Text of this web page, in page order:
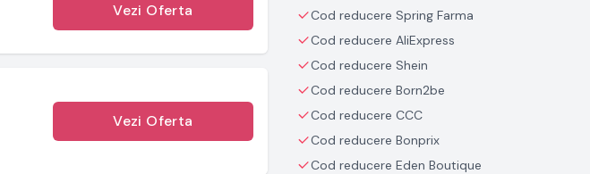
Vezi Oferta
Vezi Oferta
Cod reducere Spring Farma
Cod reducere AliExpress
Cod reducere Shein
Cod reducere Born2be
Cod reducere CCC
Cod reducere Bonprix
Cod reducere Eden Boutique